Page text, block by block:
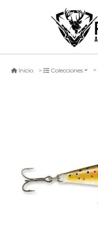
Inicio Colecciones